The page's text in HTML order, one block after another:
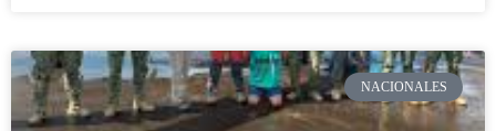
NACIONALES